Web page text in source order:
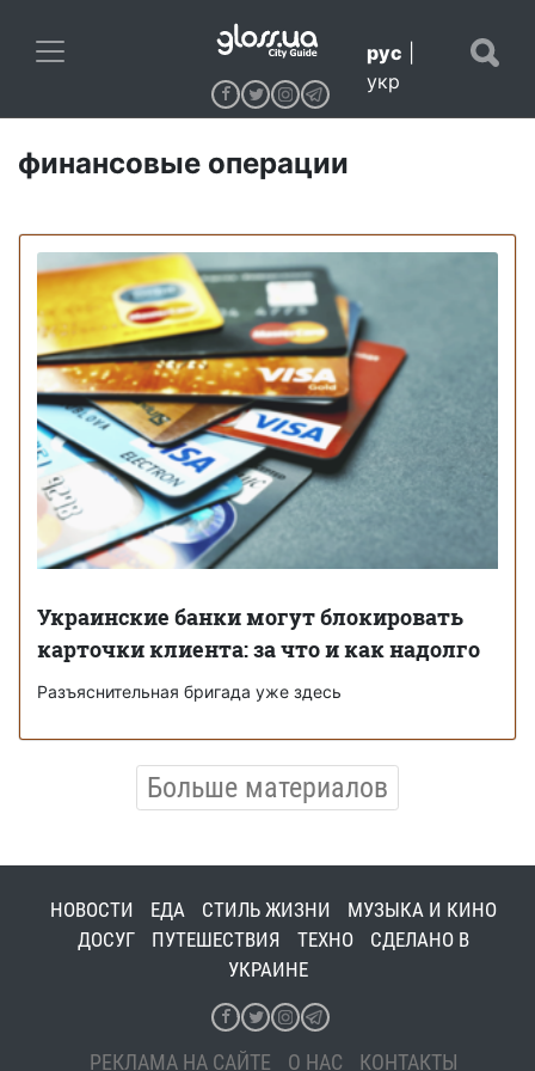
рус
укр
финансовые операции
Украинские банки могут блокировать
карточки клиента: за что и как надолго
Разъяснительная бригада уже здесь
Больше материалов
НОВОСТИ ЕДА СТИЛЬ ЖИЗНИ
МУЗЫКА И КИНО
ДОСУГ
ПУТЕШЕСТВИЯ ТЕХНО
СДЕЛАНО В
УКРАИНЕ
РЕКЛАМА НА САЙТЕ О НАС КОНТАКТЫ